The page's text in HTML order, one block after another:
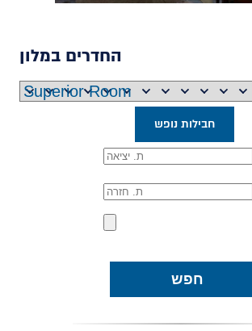
החדרים במלון
חבילות נופש
חפש